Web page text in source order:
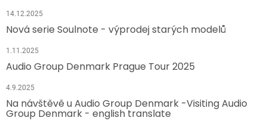
14.12.2025
Nová serie Soulnote - výprodej starých modelů
1.11.2025
Audio Group Denmark Prague Tour 2025
4.9.2025
Na návštěvě u Audio Group Denmark -Visiting Audio
Group Denmark - english translate